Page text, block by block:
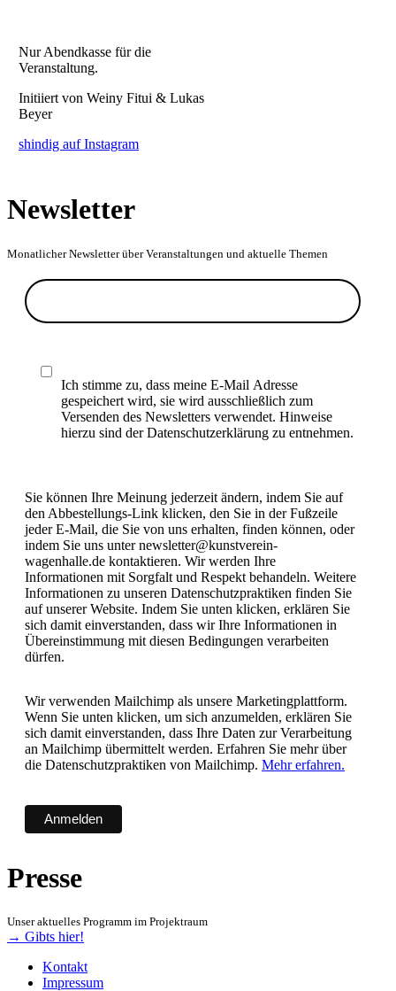
Nur Abendkasse für die
Veranstaltung.
Initiiert von Weiny Fitui & Lukas
Beyer
shindig auf Instagram
Newsletter
Monatlicher Newsletter über Veranstaltungen und aktuelle Themen
Ich stimme zu, dass meine E-Mail Adresse
gespeichert wird, sie wird ausschließlich zum
Versenden des Newsletters verwendet. Hinweise
hierzu sind der Datenschutzerklärung zu entnehmen.
Sie können Ihre Meinung jederzeit ändern, indem Sie auf
den Abbestellungs-Link klicken, den Sie in der Fußzeile
jeder E-Mail, die Sie von uns erhalten, finden können, oder
indem Sie uns unter newsletter@kunstverein-
wagenhalle.de kontaktieren. Wir werden Ihre
Informationen mit Sorgfalt und Respekt behandeln. Weitere
Informationen zu unseren Datenschutzpraktiken finden Sie
auf unserer Website. Indem Sie unten klicken, erklären Sie
sich damit einverstanden, dass wir Ihre Informationen in
Übereinstimmung mit diesen Bedingungen verarbeiten
dürfen.
Wir verwenden Mailchimp als unsere Marketingplattform.
Wenn Sie unten klicken, um sich anzumelden, erklären Sie
sich damit einverstanden, dass Ihre Daten zur Verarbeitung
an Mailchimp übermittelt werden. Erfahren Sie mehr über
die Datenschutzpraktiken von Mailchimp. Mehr erfahren.
Presse
Unser aktuelles Programm im Projektraum
→ Gibts hier!
Kontakt
Impressum